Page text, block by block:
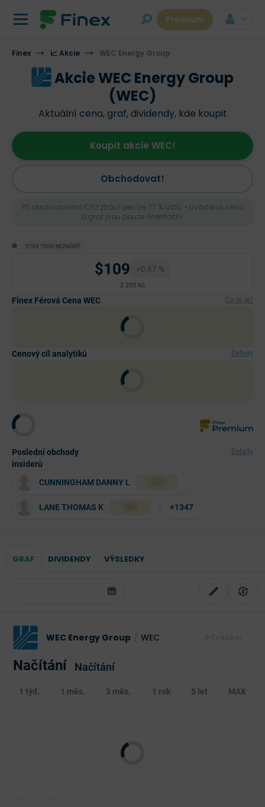
Premium
Finex 📈 Akcie WEC Energy Group
Akcie WEC Energy Group
(WEC)
Aktuální cena, graf, dividendy, kde koupit
Obchodovat!
Koupit akcie WEC!
Při obchodování CFD ztrácí peníze 77 % účtů. • Uváděná cena
a graf jsou pouze orientační.
STAV TRHU NEZNÁMÝ
$109 +0,67 %
2 293 Kč
Finex Férová Cena WEC Co to je?
Cenový cíl analytiků Detaily
Poslední obchody
insiderů
Detaily
CUNNINGHAM DANNY L
LANE THOMAS K +1347
GRAF DIVIDENDY VÝSLEDKY
WEC Energy Group WEC
Načítání Načítání
1 týd. 1 měs. 3 měs. 1 rok 5 let MAX